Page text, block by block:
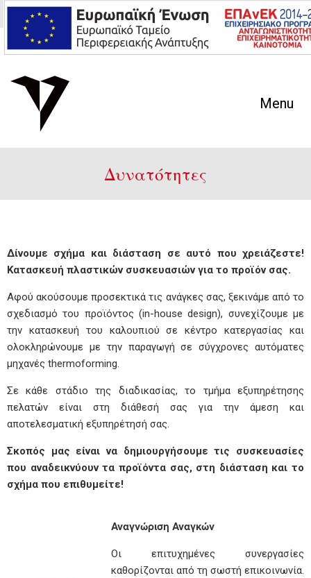
En Gr
Menu
Δυνατότητες
Δίνουμε σχήμα και διάσταση σε αυτό που χρειάζεστε!
Κατασκευή πλαστικών συσκευασιών για το προϊόν σας.
Αφού ακούσουμε προσεκτικά τις ανάγκες σας, ξεκινάμε από το
σχεδιασμό του προϊόντος (in-house design), συνεχίζουμε με
την κατασκευή του καλουπιού σε κέντρο κατεργασίας και
ολοκληρώνουμε με την παραγωγή σε σύγχρονες αυτόματες
μηχανές thermoforming.
Σε κάθε στάδιο της διαδικασίας, το τμήμα εξυπηρέτησης
πελατών είναι στη διάθεσή σας για την άμεση και
αποτελεσματική εξυπηρέτησή σας.
Σκοπός μας είναι να δημιουργήσουμε τις συσκευασίες
που αναδεικνύουν τα προϊόντα σας, στη διάσταση και το
σχήμα που επιθυμείτε!
Αναγνώριση Αναγκών
Οι επιτυχημένες συνεργασίες
καθορίζονται από τη σωστή επικοινωνία.